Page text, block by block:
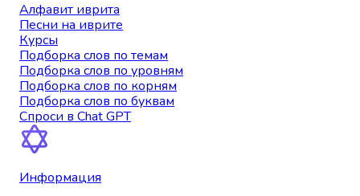
Алфавит иврита
Песни на иврите
Курсы
Подборка слов по темам
Подборка слов по уровням
Подборка слов по корням
Подборка слов по буквам
Спроси в Chat GPT
Информация